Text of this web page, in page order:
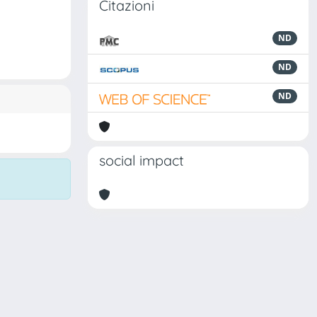
Citazioni
ND
ND
ND
social impact